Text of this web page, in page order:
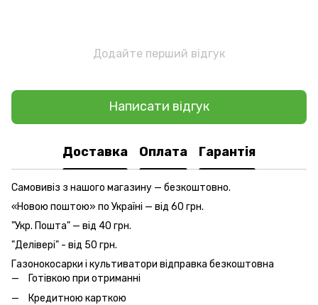
Додайте перший відгук
Написати відгук
Доставка Оплата Гарантія
Самовивіз з нашого магазину — безкоштовно.
«Новою поштою» по Україні — від 60 грн.
"Укр. Пошта" — від 40 грн.
"Делівері" - від 50 грн.
Газонокосарки і культиватори відправка безкоштовна
Готівкою при отриманні
Кредитною карткою